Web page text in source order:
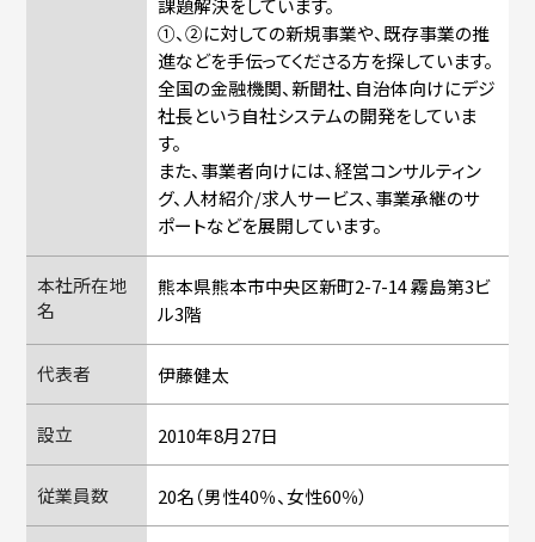
課題解決をしています。
①、②に対しての新規事業や、既存事業の推
進などを手伝ってくださる方を探しています。
全国の金融機関、新聞社、自治体向けにデジ
社長という自社システムの開発をしていま
す。
また、事業者向けには、経営コンサルティン
グ、人材紹介/求人サービス、事業承継のサ
ポートなどを展開しています。
本社所在地
名
熊本県熊本市中央区新町2-7-14 霧島第3ビ
ル3階
代表者 伊藤健太
設立 2010年8月27日
従業員数 20名（男性40％、女性60％）